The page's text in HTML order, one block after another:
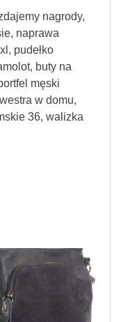
nagrody,
naprawa
pudełko
buty na
męski
w domu,
36, walizka